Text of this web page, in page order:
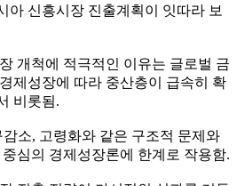
아 신흥시장 진출계획이 잇따라 보
개척에 적극적인 이유는 글로벌 금
제성장에 따라 중산층이 급속히 확
비롯됨.
소, 고령화와 같은 구조적 문제와
심의 경제성장론에 한계로 작용함.